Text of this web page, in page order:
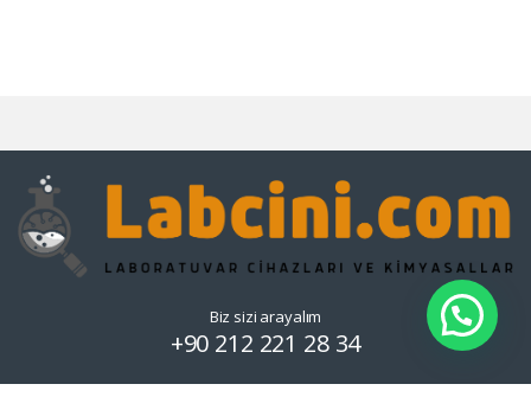
Biz sizi arayalım
+90 212 221 28 34